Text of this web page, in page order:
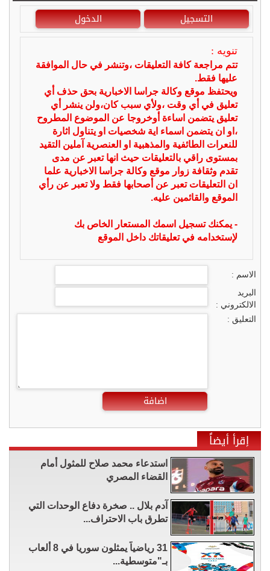
التسجيل الدخول
تنويه :
تتم مراجعة كافة التعليقات ،وتنشر في حال الموافقة
عليها فقط.
ويحتفظ موقع وكالة جراسا الاخبارية بحق حذف أي
تعليق في أي وقت ،ولأي سبب كان،ولن ينشر أي
تعليق يتضمن اساءة أوخروجا عن الموضوع المطروح
،او ان يتضمن اسماء اية شخصيات او يتناول اثارة
للنعرات الطائفية والمذهبية او العنصرية آملين التقيد
بمستوى راقي بالتعليقات حيث انها تعبر عن مدى
تقدم وثقافة زوار موقع وكالة جراسا الاخبارية علما
ان التعليقات تعبر عن أصحابها فقط ولا تعبر عن رأي
الموقع والقائمين عليه.
- يمكنك تسجيل اسمك المستعار الخاص بك
لإستخدامه في تعليقاتك داخل الموقع
الاسم :
البريد
الالكتروني :
التعليق :
اضافة
إقرأ أيضاً
استدعاء محمد صلاح للمثول أمام
القضاء المصري
آدم بلال .. صخرة دفاع الوحدات التي
تطرق باب الاحتراف...
31 رياضياً يمثلون سوريا في 8 ألعاب
بـ"متوسطية...